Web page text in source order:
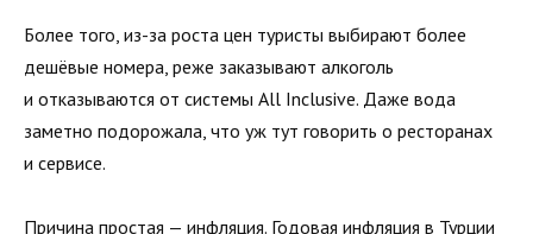
Более того, из-за роста цен туристы выбирают более
дешёвые номера, реже заказывают алкоголь
и отказываются от системы All Inclusive. Даже вода
заметно подорожала, что уж тут говорить о ресторанах
и сервисе.
Причина простая — инфляция. Годовая инфляция в Турции